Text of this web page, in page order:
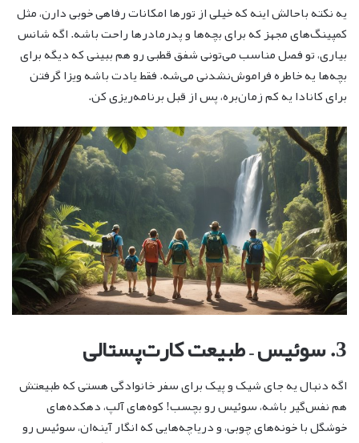
یه نکته باحالش اینه که خیلی از تورها امکانات رفاهی خوبی دارن، مثل
کمپینگ‌های مجهز که برای بچه‌ها و پدرمادرها راحت باشه. اگه شانس
بیاری، تو فصل مناسب می‌تونی شفق قطبی رو هم ببینی که دیگه برای
بچه‌ها یه خاطره فراموش‌نشدنی می‌شه. فقط یادت باشه ویزا گرفتن
برای کانادا یه کم زمان‌بره، پس از قبل برنامه‌ریزی کن.
3. سوئیس – طبیعت کارت‌پستالی
اگه دنبال یه جای شیک و پیک برای سفر خانوادگی هستی که طبیعتش
هم نفس‌گیر باشه، سوئیس رو بچسب! کوه‌های آلپ، دهکده‌های
خوشگل با خونه‌های چوبی، و دریاچه‌هایی که انگار آینه‌ان، سوئیس رو